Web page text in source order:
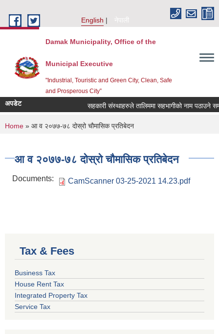
English
नेपाली
Damak Municipality, Office of the
Municipal Executive
"Industrial, Touristic and Green City, Clean, Safe
and Prosperous City”
अपडेट सहकारी संस्थाहरुले तालिममा सहभागीको नाम पठाउने
You are here
Home » आ व २०७७-७८ दोस्रो चौमासिक प्रतिबेदन
आ व २०७७-७८ दोस्रो चौमासिक प्रतिबेदन
Documents: CamScanner 03-25-2021 14.23.pdf
Tax & Fees
Business Tax
House Rent Tax
Integrated Property Tax
Service Tax